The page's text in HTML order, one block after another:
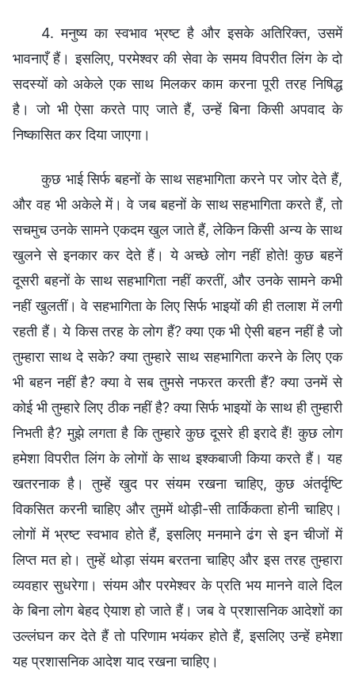
4. मनुष्य का स्वभाव भ्रष्ट है और इसके अतिरिक्त, उसमें
भावनाएँ हैं। इसलिए, परमेश्वर की सेवा के समय विपरीत लिंग के दो
सदस्यों को अकेले एक साथ मिलकर काम करना पूरी तरह निषिद्ध
है। जो भी ऐसा करते पाए जाते हैं, उन्हें बिना किसी अपवाद के
निष्कासित कर दिया जाएगा।
कुछ भाई सिर्फ बहनों के साथ सहभागिता करने पर जोर देते हैं,
और वह भी अकेले में। वे जब बहनों के साथ सहभागिता करते हैं, तो
सचमुच उनके सामने एकदम खुल जाते हैं, लेकिन किसी अन्‍य के साथ
खुलने से इनकार कर देते हैं। ये अच्छे लोग नहीं होते! कुछ बहनें
दूसरी बहनों के साथ सहभागिता नहीं करतीं, और उनके सामने कभी
नहीं खुलतीं। वे सहभागिता के लिए सिर्फ भाइयों की ही तलाश में लगी
रहती हैं। ये किस तरह के लोग हैं? क्‍या एक भी ऐसी बहन नहीं है जो
तुम्‍हारा साथ दे सके? क्‍या तुम्‍हारे साथ सहभागिता करने के लिए एक
भी बहन नहीं है? क्‍या वे सब तुमसे नफरत करती हैं? क्या उनमें से
कोई भी तुम्‍हारे लिए ठीक नहीं है? क्‍या सिर्फ भाइयों के साथ ही तुम्‍हारी
निभती है? मुझे लगता है कि तुम्‍हारे कुछ दूसरे ही इरादे हैं! कुछ लोग
हमेशा विपरीत लिंग के लोगों के साथ इश्कबाजी किया करते हैं। यह
खतरनाक है। तुम्हें खुद पर संयम रखना चाहिए, कुछ अंतर्दृष्टि
विकसित करनी चाहिए और तुममें थोड़ी-सी तार्किकता होनी चाहिए।
लोगों में भ्रष्ट स्वभाव होते हैं, इसलिए मनमाने ढंग से इन चीजों में
लिप्त मत हो। तुम्हें थोड़ा संयम बरतना चाहिए और इस तरह तुम्हारा
व्यवहार सुधरेगा। संयम और परमेश्वर के प्रति भय मानने वाले दिल
के बिना लोग बेहद ऐयाश हो जाते हैं। जब वे प्रशासनिक आदेशों का
उल्लंघन कर देते हैं तो परिणाम भयंकर होते हैं, इसलिए उन्हें हमेशा
यह प्रशासनिक आदेश याद रखना चाहिए।